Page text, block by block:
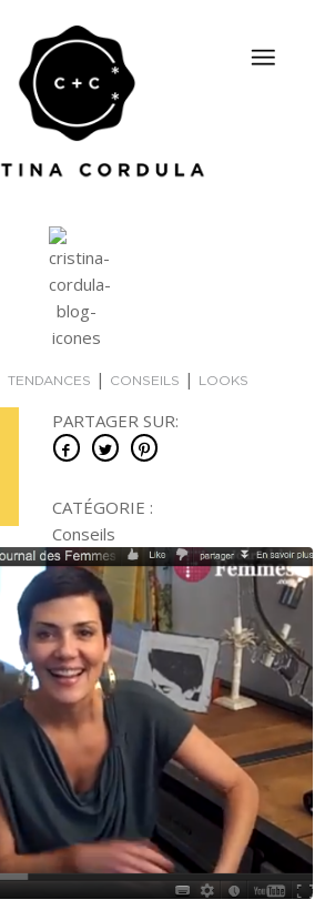
TENDANCES | CONSEILS | LOOKS
PARTAGER SUR:
CATÉGORIE :
Conseils